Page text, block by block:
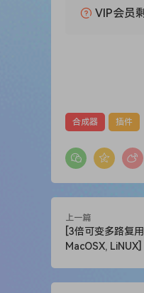
Clavia 乐器以
类似 PPG 的
如，现代
有独特的个性
简洁高效，三
色，让您可以
Fat
首次在一个软
Classic
As the name
of this series
twist.
VIP会员
合成器 插件
上一篇
[3倍可变多路复
MacOSX,